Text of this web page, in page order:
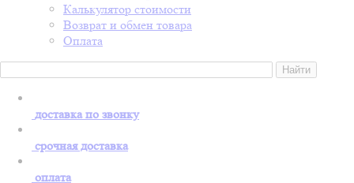
Калькулятор стоимости
Возврат и обмен товара
Оплата
доставка по звонку
срочная доставка
оплата